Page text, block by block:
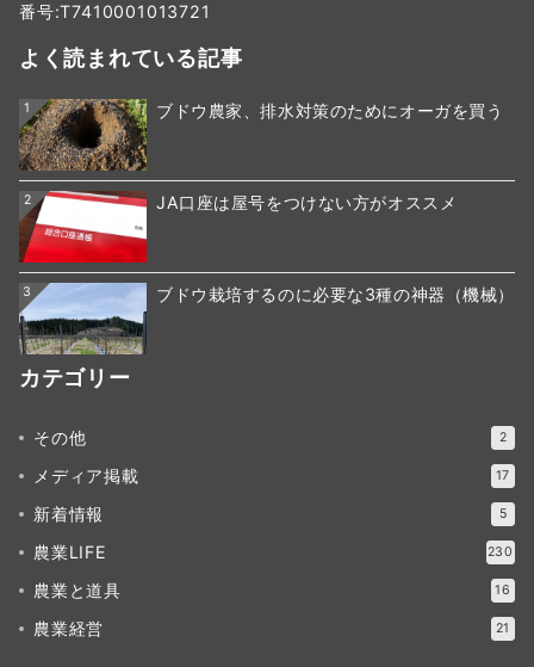
番号:T7410001013721
よく読まれている記事
1 ブドウ農家、排水対策のためにオーガを買う
2 JA口座は屋号をつけない方がオススメ
3 ブドウ栽培するのに必要な3種の神器（機械）
カテゴリー
その他 2
メディア掲載 17
新着情報 5
農業LIFE 230
農業と道具 16
農業経営 21